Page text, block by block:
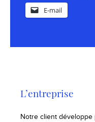
E-mail
L’entreprise
Notre client